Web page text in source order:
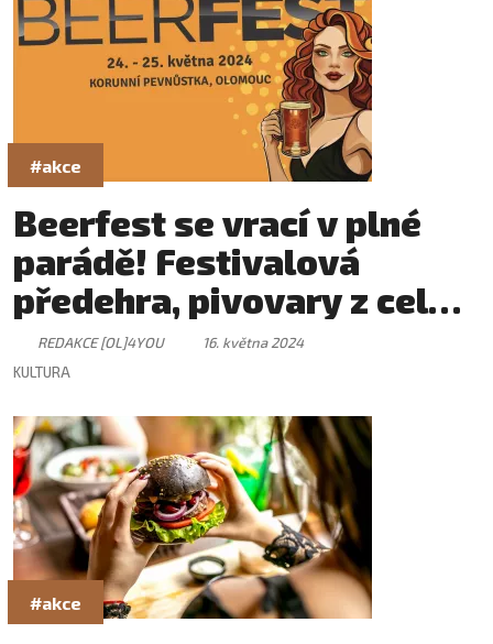
#akce
Beerfest se vrací v plné
parádě! Festivalová
předehra, pivovary z celé
republiky a nabitý hudební
program
REDAKCE [OL]4YOU
16. května 2024
KULTURA
#akce